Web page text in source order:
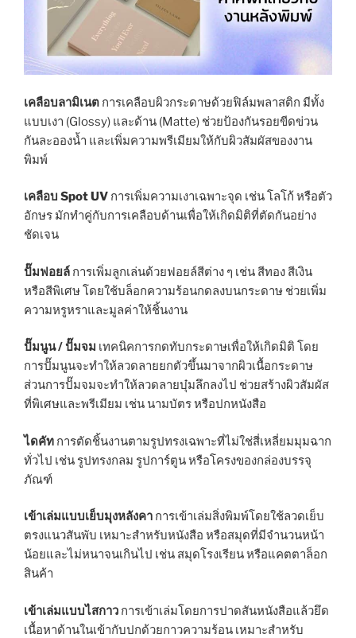
เคลือบลามิเนต การเคลือบผิวกระดาษด้วยฟิล์มพลาสติก มีทั้ง
แบบเงา (Glossy) และด้าน (Matte) ช่วยป้องกันรอยขีดข่วน
กันละอองน้ำ และเพิ่มความพรีเมียมให้กับผิวสัมผัสของงาน
พิมพ์
เคลือบ Spot UV การเพิ่มความเงาเฉพาะจุด เช่น โลโก้ หรือตัว
อักษร มักทำคู่กับการเคลือบด้านเพื่อให้เกิดมิติที่ตัดกันอย่าง
ชัดเจน
ปั๊มฟอยล์ การเพิ่มลูกเล่นด้วยฟอยล์สีต่าง ๆ เช่น สีทอง สีเงิน
หรือสีพิเศษ โดยใช้บล็อกความร้อนกดลงบนกระดาษ ช่วยเพิ่ม
ความหรูหราและมูลค่าให้ชิ้นงาน
ปั๊มนูน / ปั๊มจม เทคนิคการกดทับกระดาษเพื่อให้เกิดมิติ โดย
การปั๊มนูนจะทำให้ลวดลายยกตัวขึ้นมาจากผิวเนื้อกระดาษ
ส่วนการปั๊มจมจะทำให้ลวดลายบุ๋มลึกลงไป ช่วยสร้างผิวสัมผัส
ที่พิเศษและพรีเมียม เช่น นามบัตร หรือปกหนังสือ
ไดคัท การตัดชิ้นงานตามรูปทรงเฉพาะที่ไม่ใช่สี่เหลี่ยมมุมฉาก
ทั่วไป เช่น รูปทรงกลม รูปการ์ตูน หรือโครงของกล่องบรรจุ
ภัณฑ์
เข้าเล่มแบบเย็บมุงหลังคา การเข้าเล่มสิ่งพิมพ์โดยใช้ลวดเย็บ
ตรงแนวสันพับ เหมาะสำหรับหนังสือ หรือสมุดที่มีจำนวนหน้า
น้อยและไม่หนาจนเกินไป เช่น สมุดโรงเรียน หรือแคตตาล็อก
สินค้า
เข้าเล่มแบบไสกาว การเข้าเล่มโดยการปาดสันหนังสือแล้วยึด
เนื้อหาด้านในเข้ากับปกด้วยกาวความร้อน เหมาะสำหรับ